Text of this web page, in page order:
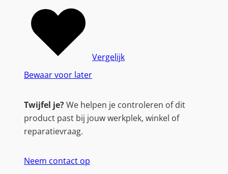
Bewaar voor later
Vergelijk
Twijfel je?We helpen je controleren of dit
product past bij jouw werkplek, winkel of
reparatievraag.
Neem contact op